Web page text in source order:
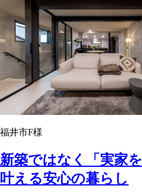
福井市F様
新築ではなく「実家
叶える安心の暮らし